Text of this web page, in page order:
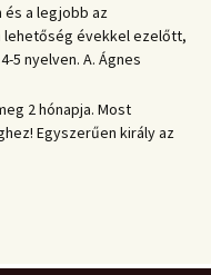
a legjobb az
lehetőség évekkel ezelőtt,
5 nyelven. A. Ágnes
2 hónapja. Most
Egyszerűen király az